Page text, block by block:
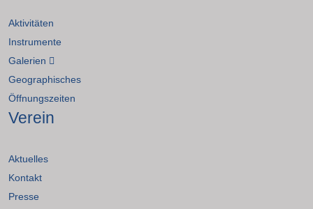
Aktivitäten
Instrumente
Galerien
Geographisches
Öffnungszeiten
Verein
Aktuelles
Kontakt
Presse